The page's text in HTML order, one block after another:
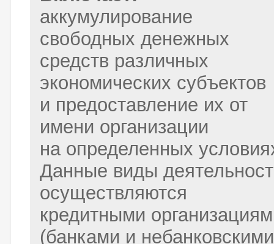
аккумулирование
свободных денежных
средств различных
экономических субъектов
и предоставление их от
имени организации
на определенных
Данные виды
осуществляются
кредитными
(банками и небанковскими